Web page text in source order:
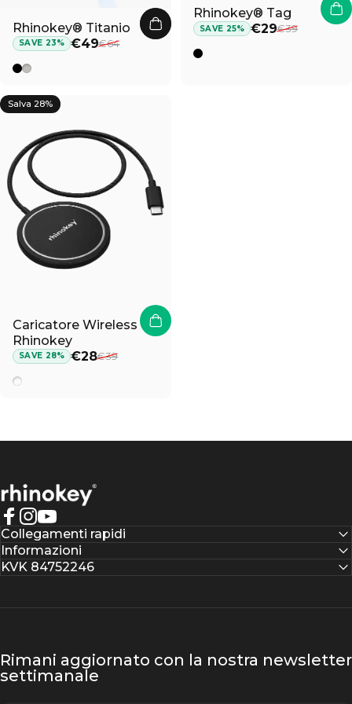
Rhinokey® Titanio
Prezzo scontato
SAVE 23% €49
Prezzo di listino€64
Titanio Nero
Titanio Grigio
Rhinokey® Tag
Prezzo scontato
SAVE 25% €29
Prezzo di listino
€39
Nero
Salva 28%
Caricatore Wireless
Rhinokey
Prezzo scontato
SAVE 28% €28
Prezzo di listino
€39
Caricatore Wireless
Rhinokey®
Facebook
Instagram
YouTube
Collegamenti rapidi
Informazioni
KVK 84752246
Rimani aggiornato con la nostra newsletter
settimanale